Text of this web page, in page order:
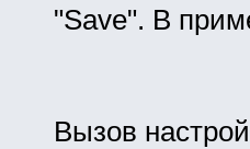
"Save". В
Вызов